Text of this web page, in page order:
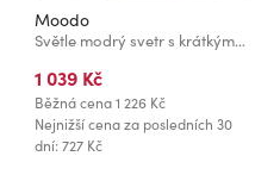
Moodo
Světle modrý svetr s krátkými rukávy Moodo
1 039 Kč
Běžná cena1 226 Kč
Nejnižší cena za posledních 30
dní: 727 Kč